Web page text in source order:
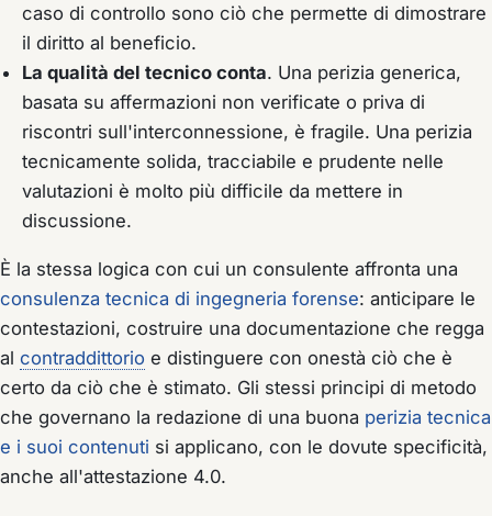
caso di controllo sono ciò che permette di dimostrare
il diritto al beneficio.
La qualità del tecnico conta. Una perizia generica,
basata su affermazioni non verificate o priva di
riscontri sull'interconnessione, è fragile. Una perizia
tecnicamente solida, tracciabile e prudente nelle
valutazioni è molto più difficile da mettere in
discussione.
È la stessa logica con cui un consulente affronta una
consulenza tecnica di ingegneria forense: anticipare le
contestazioni, costruire una documentazione che regga
al contraddittorio e distinguere con onestà ciò che è
certo da ciò che è stimato. Gli stessi principi di metodo
che governano la redazione di una buona perizia tecnica
e i suoi contenuti si applicano, con le dovute specificità,
anche all'attestazione 4.0.